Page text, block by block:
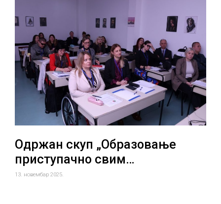
Одржан скуп „Образовање
приступачно свим…
13. новембар 2025.